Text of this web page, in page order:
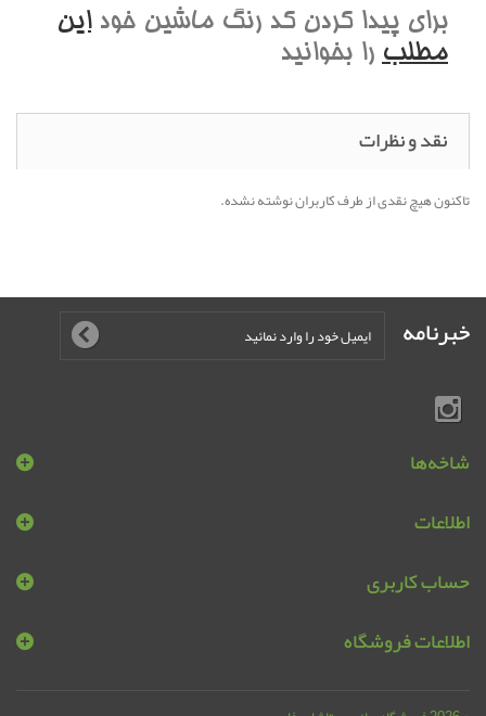
براي پيدا کردن کد رنگ ماشين خوداين
مطلب را بخوانيد
نقد و نظرات
تاکنون هیچ نقدی از طرف کاربران نوشته نشده.
خبرنامه
شاخه‌ها
اطلاعات
حساب کاربری
اطلاعات فروشگاه